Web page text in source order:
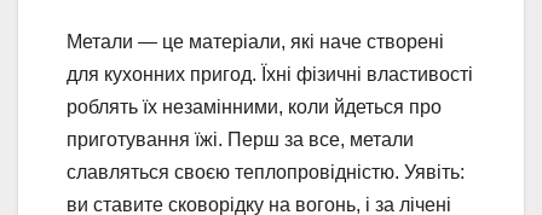
Метали — це матеріали, які наче створені
для кухонних пригод. Їхні фізичні властивості
роблять їх незамінними, коли йдеться про
приготування їжі. Перш за все, метали
славляться своєю теплопровідністю. Уявіть:
ви ставите сковорідку на вогонь, і за лічені